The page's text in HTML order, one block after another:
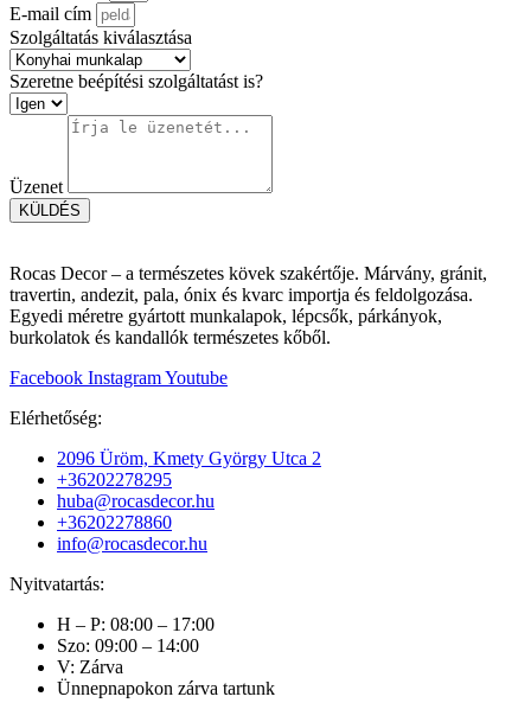
E-mail cím
Szolgáltatás kiválasztása
Szeretne beépítési szolgáltatást is?
Üzenet
KÜLDÉS
Rocas Decor – a természetes kövek szakértője. Márvány, gránit,
travertin, andezit, pala, ónix és kvarc importja és feldolgozása.
Egyedi méretre gyártott munkalapok, lépcsők, párkányok,
burkolatok és kandallók természetes kőből.
Facebook InstagramYoutube
Elérhetőség:
2096 Üröm, Kmety György Utca 2
+36202278295
huba@rocasdecor.hu
+36202278860
info@rocasdecor.hu
Nyitvatartás:
H – P: 08:00 – 17:00
Szo: 09:00 – 14:00
V: Zárva
Ünnepnapokon zárva tartunk